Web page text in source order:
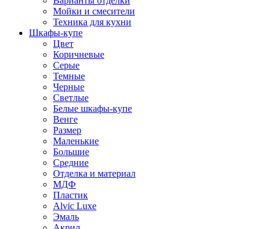
Мойки и смесители
Техника для кухни
Шкафы-купе
Цвет
Коричневые
Серые
Темные
Черные
Светлые
Белые шкафы-купе
Венге
Размер
Маленькие
Большие
Средние
Отделка и материал
МДФ
Пластик
Alvic Luxe
Эмаль